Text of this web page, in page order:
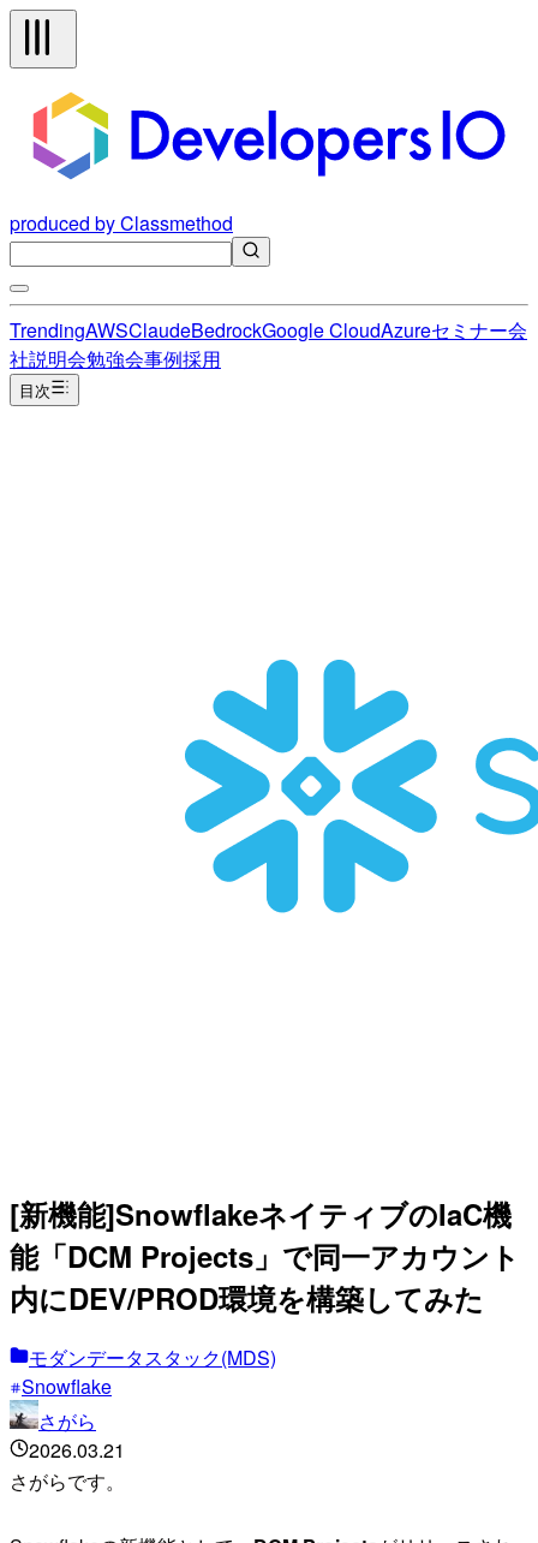
produced by Classmethod
TrendingAWSClaudeBedrockGoogle CloudAzureセミナー会
社説明会勉強会事例採用
目次
[新機能]SnowflakeネイティブのIaC機
能「DCM Projects」で同一アカウント
内にDEV/PROD環境を構築してみた
モダンデータスタック(MDS)
Snowflake
さがら
2026.03.21
さがらです。